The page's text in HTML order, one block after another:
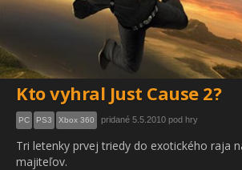
Kto vyhral Just Cause 2?
PC PS3 Xbox 360 pridané 5.5.2010 pod hry
Tri letenky prvej triedy do exotického raja
majiteľov.